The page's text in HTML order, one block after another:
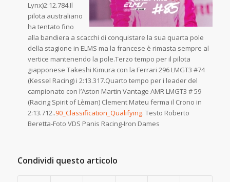
Lynx)2:12.784.Il
pilota australiano
ha tentato fino
alla bandiera a scacchi di conquistare la sua quarta pole
della stagione in ELMS ma la francese è rimasta sempre al
vertice mantenendo la pole.Terzo tempo per il pilota
giapponese Takeshi Kimura con la Ferrari 296 LMGT3 #74
(Kessel Racing) i 2:13.317.Quarto tempo per i leader del
campionato con l’Aston Martin Vantage AMR LMGT3 # 59
(Racing Spirit of Lèman) Clement Mateu ferma il Crono in
2:13.712..90_Classification_Qualifying. Testo Roberto
Beretta-Foto VDS Panis Racing-Iron Dames
Condividi questo articolo